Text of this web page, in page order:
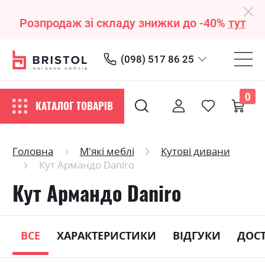
Розпродаж зі складу знижки до -40% тут
(098) 517 86 25
КАТАЛОГ ТОВАРІВ
0
Головна М'які меблі
Кутові дивани
Кут Армандо Daniro
Кут Армандо Daniro
ВСЕ ХАРАКТЕРИСТИКИ ВІДГУКИ